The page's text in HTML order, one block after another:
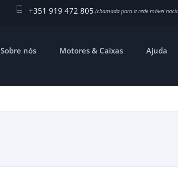
+351 919 472 805
Sobre nós Motores & Caixas Ajuda